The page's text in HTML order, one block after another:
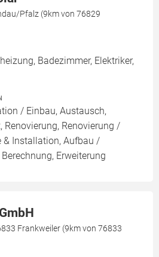
Pfalz (9km von 76829
Badezimmer, Elektriker,
/ Einbau, Austausch,
Renovierung, Renovierung /
& Installation, Aufbau /
Erweiterung
Frankweiler (9km von 76833